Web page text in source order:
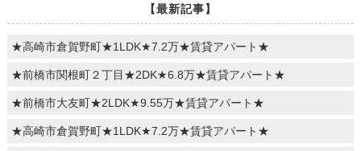
【最新記事】
★高崎市倉賀野町★1LDK★7.2万★賃貸アパート★
★前橋市関根町２丁目★2DK★6.8万★賃貸アパート★
★前橋市大友町★2LDK★9.55万★賃貸アパート★
★高崎市倉賀野町★1LDK★7.2万★賃貸アパート★